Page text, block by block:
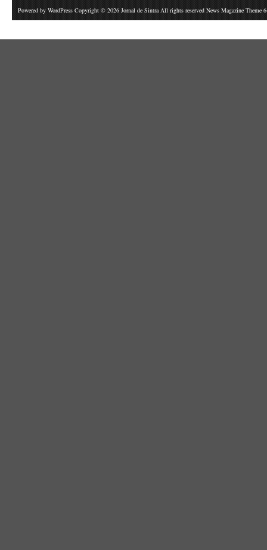
Powered by WordPress Copyright © 2026 Jornal de Sintra All rights reserved News Magazine Theme